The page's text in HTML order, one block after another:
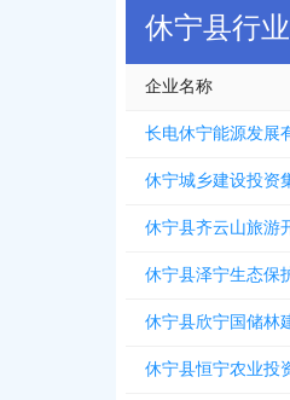
休宁县行
企业名称
长电休宁能源发展
休宁城乡建设投资
休宁县齐云山旅游
休宁县泽宁生态保
休宁县欣宁国储林
休宁县恒宁农业投